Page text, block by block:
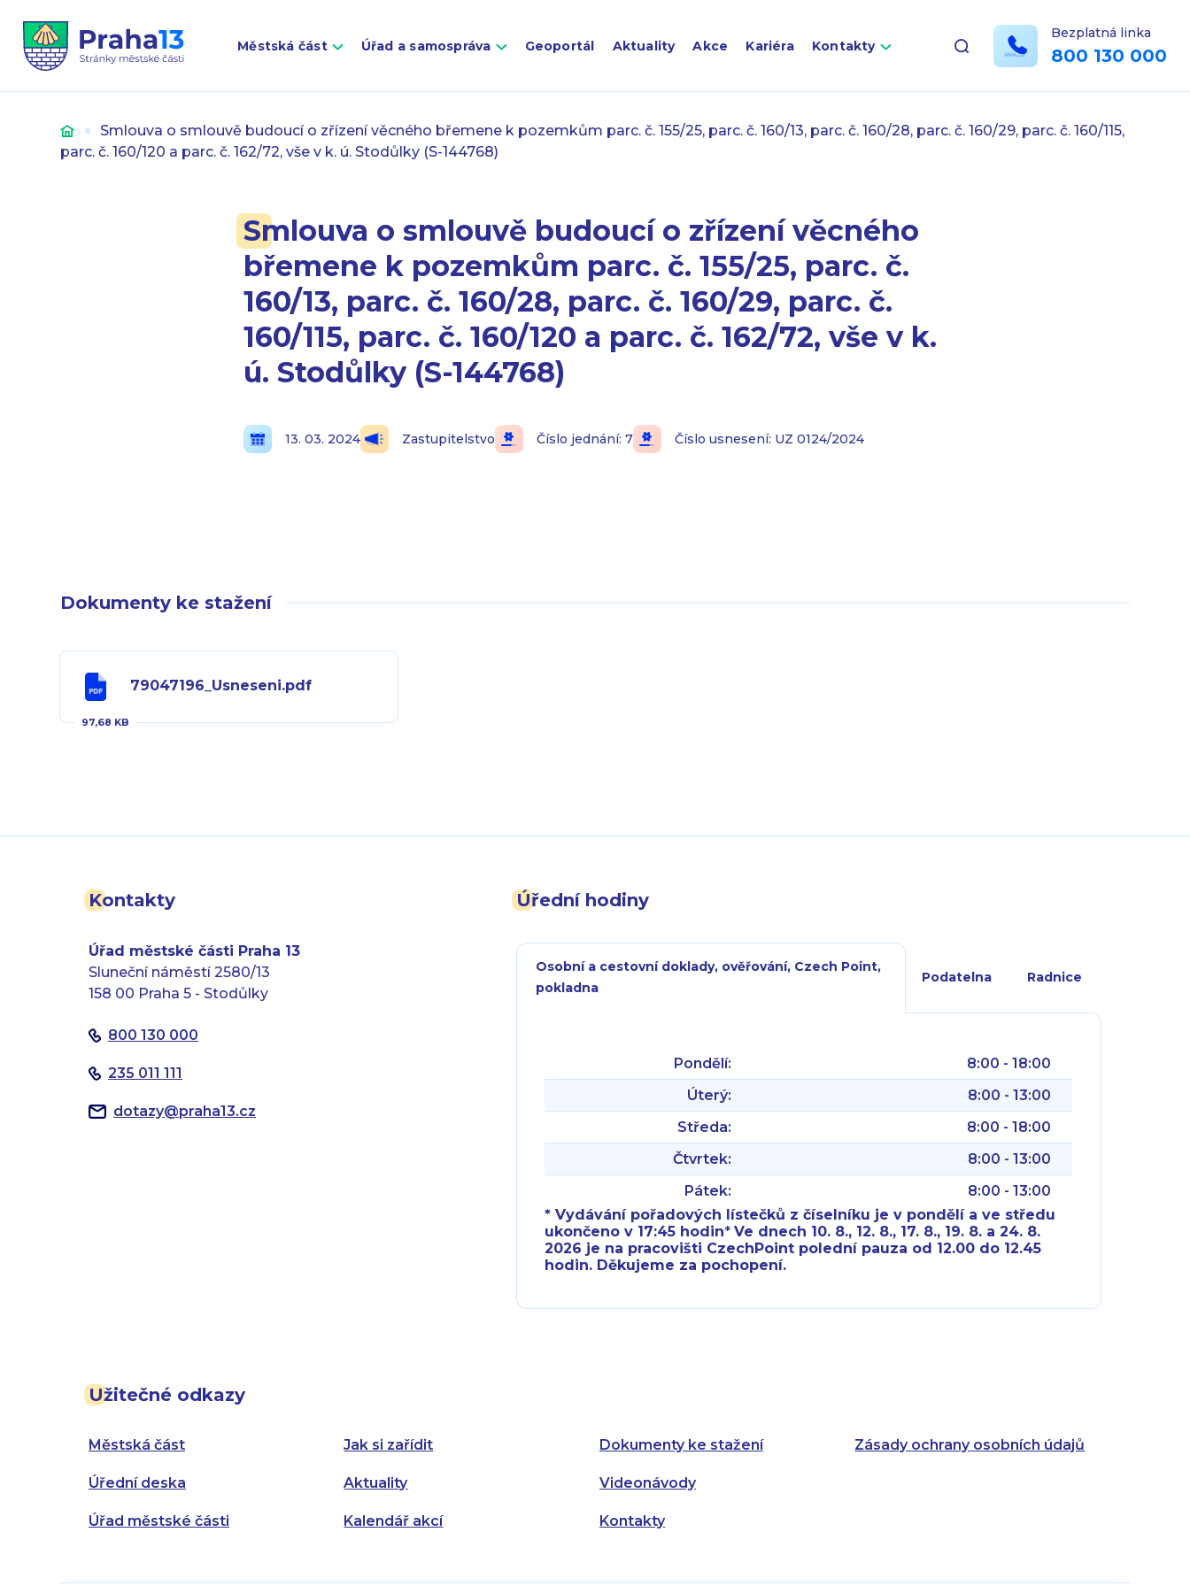
Městská část Úřad a samospráva Geoportál Aktuality Akce Kariéra Kontakty
Bezplatná linka
800 130 000
Úvod
Smlouva o smlouvě budoucí o zřízení věcného břemene k pozemkům parc. č. 155/25, parc. č. 160/13, parc. č. 160/28, parc. č. 160/29, parc. č. 160/115,
parc. č. 160/120 a parc. č. 162/72, vše v k. ú. Stodůlky (S-144768)
Smlouva o smlouvě budoucí o zřízení věcného
břemene k pozemkům parc. č. 155/25, parc. č.
160/13, parc. č. 160/28, parc. č. 160/29, parc. č.
160/115, parc. č. 160/120 a parc. č. 162/72, vše v k.
ú. Stodůlky (S-144768)
13. 03. 2024 Zastupitelstvo Číslo jednání: 7 Číslo usnesení: UZ 0124/2024
Dokumenty ke stažení
79047196_Usneseni.pdf
97,68 KB
Kontakty
Úřad městské části Praha 13
Sluneční náměstí 2580/13
158 00 Praha 5 - Stodůlky
800 130 000
235 011 111
dotazy@praha13.cz
Užitečné odkazy
Městská část
Úřední deska
Úřad městské části
Jak si zařídit
Aktuality
Kalendář akcí
Dokumenty ke stažení
Videonávody
Kontakty
Zásady ochrany osobních údajů
Úřední hodiny
Osobní a cestovní doklady, ověřování, Czech Point,
pokladna
Podatelna Radnice
Pondělí:
8:00 - 18:00
Úterý:
8:00 - 13:00
Středa:
8:00 - 18:00
Čtvrtek:
8:00 - 13:00
Pátek:
8:00 - 13:00
* Vydávání pořadových lístečků z číselníku je v pondělí a ve středu
ukončeno v 17:45 hodin*Ve dnech 10. 8., 12. 8., 17. 8., 19. 8. a 24. 8.
2026 je na pracovišti CzechPoint polední pauza od 12.00 do 12.45
hodin. Děkujeme za pochopení.
Pátek:
8:00 - 14:30